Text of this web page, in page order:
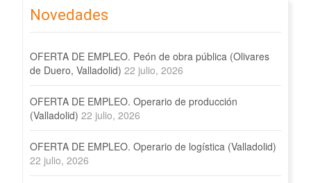
Novedades
OFERTA DE EMPLEO. Peón de obra pública (Olivares
de Duero, Valladolid) 22 julio, 2026
OFERTA DE EMPLEO. Operario de producción
(Valladolid) 22 julio, 2026
OFERTA DE EMPLEO. Operario de logística (Valladolid)
22 julio, 2026